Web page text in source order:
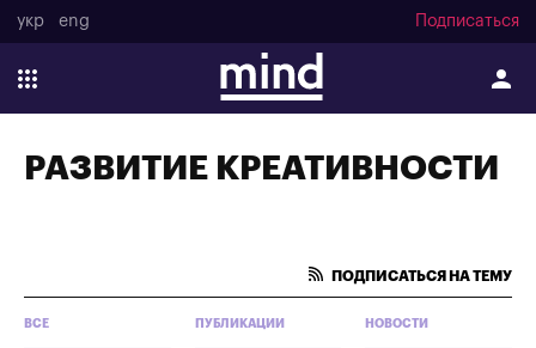
укр eng Подписаться
РАЗВИТИЕ КРЕАТИВНОСТИ
ПОДПИСАТЬСЯ НА ТЕМУ
ВСЕ ПУБЛИКАЦИИ НОВОСТИ